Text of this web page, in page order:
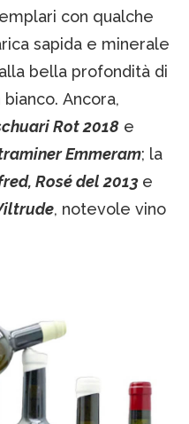
con qualche
sapida e minerale
bella profondità di
Ancora,
Rot 2018 e
Emmeram; la
Rosé del 2013 e
, notevole vino